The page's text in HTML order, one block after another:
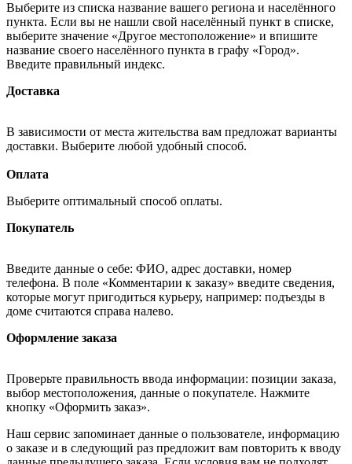
Выберите из списка название вашего региона и населённого
пункта. Если вы не нашли свой населённый пункт в списке,
выберите значение «Другое местоположение» и впишите
название своего населённого пункта в графу «Город».
Введите правильный индекс.
Доставка
В зависимости от места жительства вам предложат варианты
доставки. Выберите любой удобный способ.
Оплата
Выберите оптимальный способ оплаты.
Покупатель
Введите данные о себе: ФИО, адрес доставки, номер
телефона. В поле «Комментарии к заказу» введите сведения,
которые могут пригодиться курьеру, например: подъезды в
доме считаются справа налево.
Оформление заказа
Проверьте правильность ввода информации: позиции заказа,
выбор местоположения, данные о покупателе. Нажмите
кнопку «Оформить заказ».
Наш сервис запоминает данные о пользователе, информацию
о заказе и в следующий раз предложит вам повторить к вводу